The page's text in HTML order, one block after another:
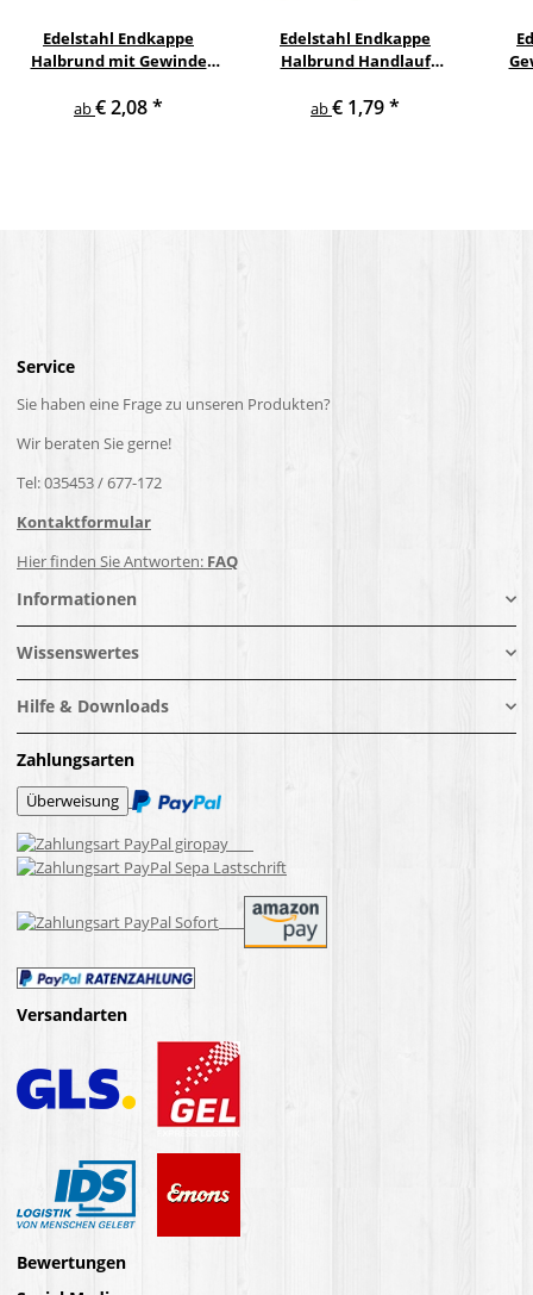
Edelstahl Endkappe
Halbrund mit Gewinde
ab€ 2,08*
Edelstahl Endkappe
Halbrund Handlauf
ab€ 1,79*
Service
Sie haben eine Frage zu unseren Produkten?
Wir beraten Sie gerne!
Tel: 035453 / 677-172
Kontaktformular
Hier finden Sie Antworten: FAQ
Informationen
Wissenswertes
Hilfe & Downloads
Zahlungsarten
Versandarten
Bewertungen